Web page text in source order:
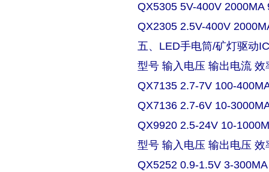
QX5305 5V-400V 2000MA
QX2305 2.5V-400V
五、LED手电筒/矿灯驱动
型号 输入电压 输出电流 效
QX7135 2.7-7V 100-
QX7136 2.7-6V 10-
QX9920 2.5-24V 10-
型号 输入电压 输出电压 效
QX5252 0.9-1.5V 3-